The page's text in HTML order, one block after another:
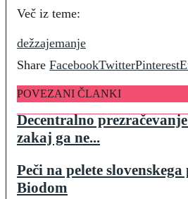
Več iz teme:
dežzajemanje
Share FacebookTwitterPinterest
POVEZANI ČLANKI
Decentralno
zakaj ga ne...
Peči na pelete
Biodom